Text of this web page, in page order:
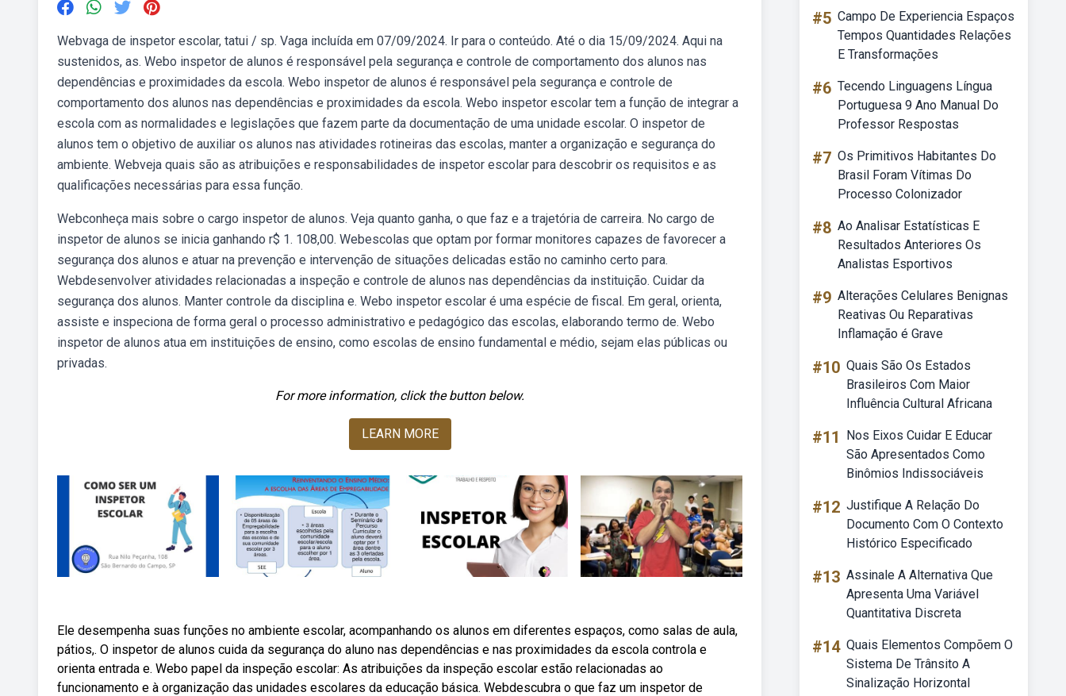
Webvaga de inspetor escolar, tatui / sp. Vaga incluída em 07/09/2024. Ir para o conteúdo. Até o dia 15/09/2024. Aqui na
sustenidos, as. Webo inspetor de alunos é responsável pela segurança e controle de comportamento dos alunos nas
dependências e proximidades da escola. Webo inspetor de alunos é responsável pela segurança e controle de
comportamento dos alunos nas dependências e proximidades da escola. Webo inspetor escolar tem a função de integrar a
escola com as normalidades e legislações que fazem parte da documentação de uma unidade escolar. O inspetor de
alunos tem o objetivo de auxiliar os alunos nas atividades rotineiras das escolas, manter a organização e segurança do
ambiente. Webveja quais são as atribuições e responsabilidades de inspetor escolar para descobrir os requisitos e as
qualificações necessárias para essa função.
Webconheça mais sobre o cargo inspetor de alunos. Veja quanto ganha, o que faz e a trajetória de carreira. No cargo de
inspetor de alunos se inicia ganhando r$ 1. 108,00. Webescolas que optam por formar monitores capazes de favorecer a
segurança dos alunos e atuar na prevenção e intervenção de situações delicadas estão no caminho certo para.
Webdesenvolver atividades relacionadas a inspeção e controle de alunos nas dependências da instituição. Cuidar da
segurança dos alunos. Manter controle da disciplina e. Webo inspetor escolar é uma espécie de fiscal. Em geral, orienta,
assiste e inspeciona de forma geral o processo administrativo e pedagógico das escolas, elaborando termo de. Webo
inspetor de alunos atua em instituições de ensino, como escolas de ensino fundamental e médio, sejam elas públicas ou
privadas.
For more information, click the button below.
LEARN MORE
Ele desempenha suas funções no ambiente escolar, acompanhando os alunos em diferentes espaços, como salas de aula,
pátios,. O inspetor de alunos cuida da segurança do aluno nas dependências e nas proximidades da escola controla e
orienta entrada e. Webo papel da inspeção escolar: As atribuições da inspeção escolar estão relacionadas ao
funcionamento e à organização das unidades escolares da educação básica. Webdescubra o que faz um inspetor de
#5 Campo De Experiencia Espaços
Tempos Quantidades Relações
E Transformações
#6 Tecendo Linguagens Língua
Portuguesa 9 Ano Manual Do
Professor Respostas
#7 Os Primitivos Habitantes Do
Brasil Foram Vítimas Do
Processo Colonizador
#8 Ao Analisar Estatísticas E
Resultados Anteriores Os
Analistas Esportivos
#9 Alterações Celulares Benignas
Reativas Ou Reparativas
Inflamação é Grave
#10 Quais São Os Estados
Brasileiros Com Maior
Influência Cultural Africana
#11
Nos Eixos Cuidar E Educar
São Apresentados Como
Binômios Indissociáveis
#12 Justifique A Relação Do
Documento Com O Contexto
Histórico Especificado
#13 Assinale A Alternativa Que
Apresenta Uma Variável
Quantitativa Discreta
#14 Quais Elementos Compõem O
Sistema De Trânsito A
Sinalização Horizontal